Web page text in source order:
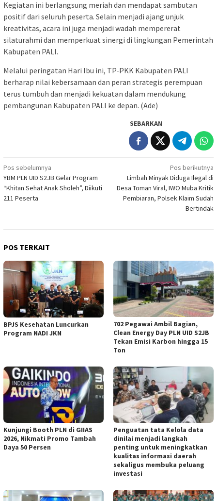
Kegiatan ini berlangsung meriah dan mendapat sambutan
positif dari seluruh peserta. Selain menjadi ajang unjuk
kreativitas, acara ini juga menjadi wadah mempererat
silaturahmi dan memperkuat sinergi di lingkungan Pemerintah
Kabupaten PALI.
Melalui peringatan Hari Ibu ini, TP-PKK Kabupaten PALI
berharap nilai kebersamaan dan peran strategis perempuan
terus tumbuh dan menjadi kekuatan dalam mendukung
pembangunan Kabupaten PALI ke depan. (Ade)
SEBARKAN
Navigasi
pos
Pos sebelumnya
YBM PLN UID S2JB Gelar Program
“Khitan Sehat Anak Sholeh”, Diikuti
211 Peserta
Pos berikutnya
Limbah Minyak Diduga Ilegal di
Desa Toman Viral, IWO Muba Kritik
Pembiaran, Polsek Klaim Sudah
Bertindak
POS TERKAIT
BPJS Kesehatan Luncurkan
Program NADI JKN
702 Pegawai Ambil Bagian,
Clean Energy Day PLN UID S2JB
Tekan Emisi Karbon hingga 15
Ton
Kunjungi Booth PLN di GIIAS
2026, Nikmati Promo Tambah
Daya 50 Persen
Penguatan tata Kelola data
dinilai menjadi langkah
penting untuk meningkatkan
kualitas informasi daerah
sekaligus membuka peluang
investasi